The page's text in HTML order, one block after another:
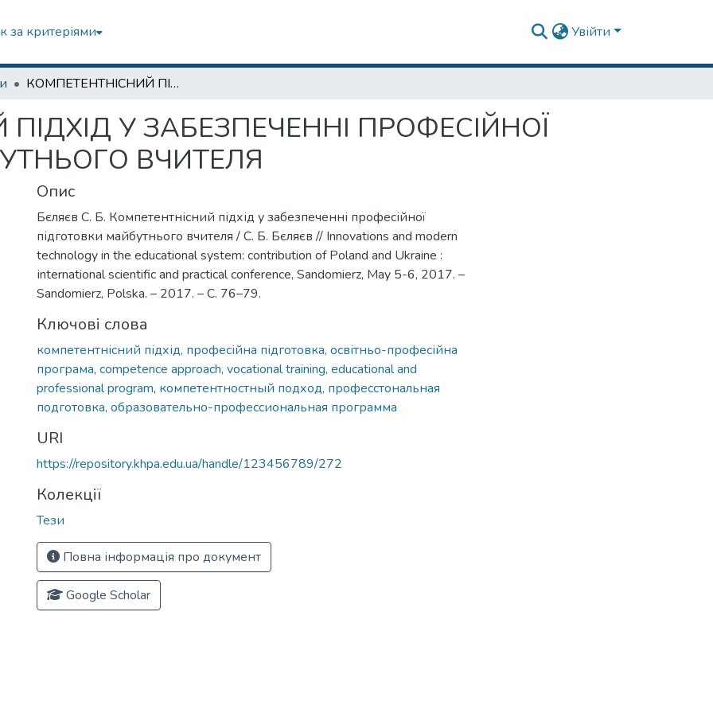
за критеріями Увійти
КОМПЕТЕНТНІСНИЙ ПІДХІД У ЗАБЕЗПЕЧЕННІ ПРОФЕСІЙНОЇ ПІДГОТОВКИ МАЙБУТНЬОГО ВЧИТЕЛЯ
У ЗАБЕЗПЕЧЕННІ ПРОФЕСІЙНОЇ
ВЧИТЕЛЯ
Опис
Бєляєв С. Б. Компетентнісний підхід у забезпеченні професійної
підготовки майбутнього вчителя / С. Б. Бєляєв // Innovations and modern
technology in the educational system: contribution of Poland and Ukraine :
іnternational scientific and practical conference, Sandomierz, May 5-6, 2017. –
Sandomierz, Polska. – 2017. – С. 76–79.
Ключові слова
компетентнісний підхід, професійна підготовка, освітньо-професійна
програма, competence approach, vocational training, educational and
professional program, компетентностный подход, професстональная
подготовка, образовательно-профессиональная программа
URI
https://repository.khpa.edu.ua/handle/123456789/272
Колекції
Тези
Повна інформація про документ
Google Scholar